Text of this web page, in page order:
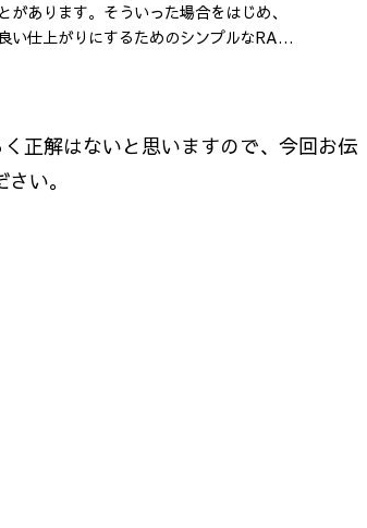
あります。そういった場合をはじめ、
仕上がりにするためのシンプルなRAW
正解はないと思いますので、今回お伝
い。